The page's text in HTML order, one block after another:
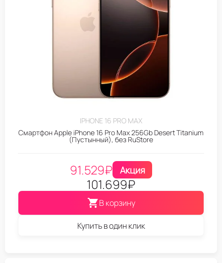
IPHONE 16 PRO MAX
Смартфон Apple iPhone 16 Pro Max 256Gb Desert Titanium
(Пустынный), без RuStore
91.529₽ Акция
101.699₽
В корзину
Купить в один клик